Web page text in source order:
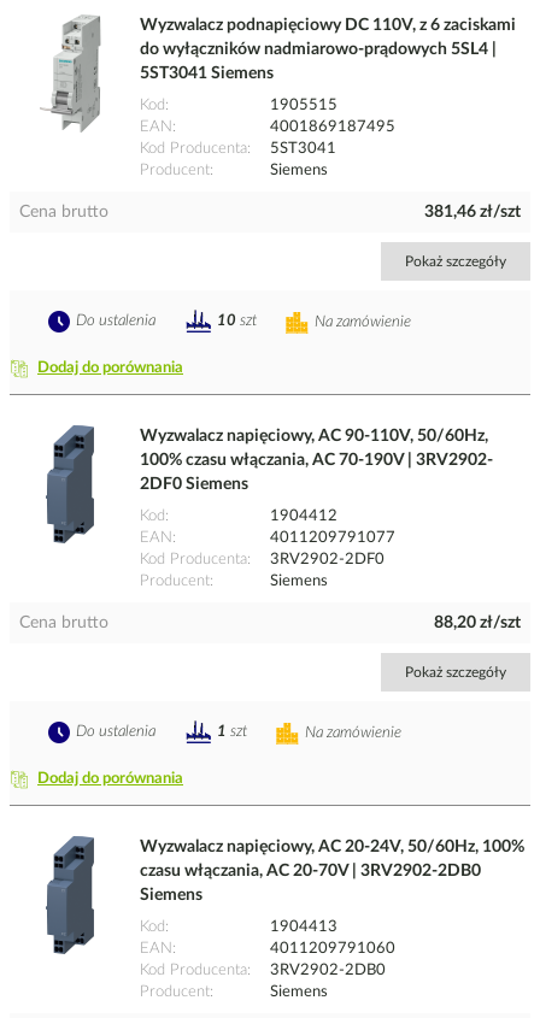
Wyzwalacz podnapięciowy DC 110V, z 6 zaciskami
do wyłączników nadmiarowo-prądowych 5SL4 |
5ST3041 Siemens
Kod
1905515
EAN
4001869187495
Kod Producenta
5ST3041
Producent
Siemens
Cena brutto 381,46 zł/szt
Pokaż szczegóły
Dodaj do porównania
Na zamówienie
Do ustalenia 10 szt
Wyzwalacz napięciowy, AC 90-110V, 50/60Hz,
100% czasu włączania, AC 70-190V | 3RV2902-
2DF0 Siemens
Kod
1904412
EAN
4011209791077
Kod Producenta
3RV2902-2DF0
Producent
Siemens
Cena brutto 88,20 zł/szt
Pokaż szczegóły
Dodaj do porównania
Na zamówienie
Do ustalenia 1 szt
Wyzwalacz napięciowy, AC 20-24V, 50/60Hz, 100%
czasu włączania, AC 20-70V | 3RV2902-2DB0
Siemens
Kod
1904413
EAN
4011209791060
Kod Producenta
3RV2902-2DB0
Producent
Siemens